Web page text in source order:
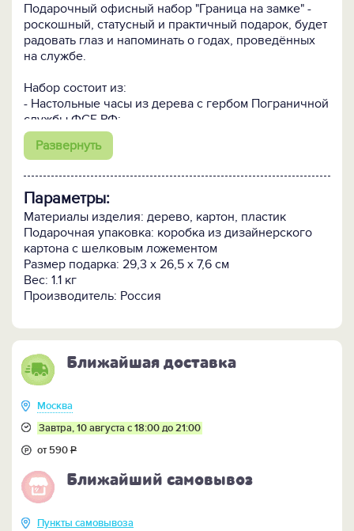
Подарочный офисный набор "Граница на замке" -
роскошный, статусный и практичный подарок, будет
радовать глаз и напоминать о годах, проведённых
на службе.
Набор состоит из:
- Настольные часы из дерева с гербом Пограничной
службы ФСБ РФ;
- Деревянная карандашница с гербом Пограничной
службы ФСБ РФ;
со специальным ложементом, декорированным
шёлком.
Обращаем Ваше внимание, циферблат и оттенок
дерева могут отличаться от представленных!
Развернуть
Параметры:
Материалы изделия: дерево, картон, пластик
Подарочная упаковка: коробка из дизайнерского
картона с шелковым ложементом
Размер подарка: 29,3 х 26,5 х 7,6 см
Вес: 1.1 кг
Производитель: Россия
Ближайшая доставка
Москва
Завтра, 10 августа с 18:00 до 21:00
от 590Р
Ближайший самовывоз
Пункты самовывоза